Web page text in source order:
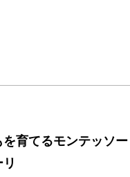
育てるモンテッソ